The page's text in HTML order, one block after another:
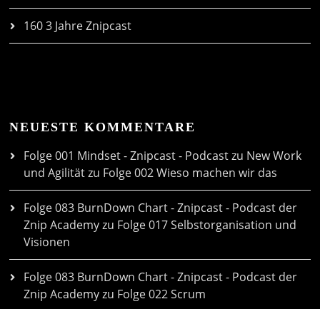
160 3 Jahre Znipcast
NEUESTE KOMMENTARE
Folge 001 Mindset - Znipcast - Podcast zu New Work
und Agilitätzu Folge 002 Wieso machen wir das
Folge 083 BurnDown Chart - Znipcast - Podcast der
Znip Academyzu Folge 017 Selbstorganisation und
Visionen
Folge 083 BurnDown Chart - Znipcast - Podcast der
Znip Academyzu Folge 022 Scrum